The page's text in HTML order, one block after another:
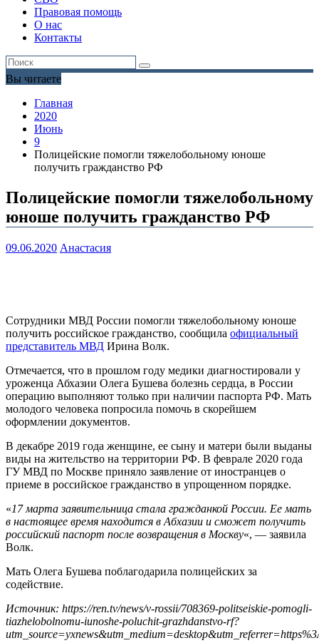
Правовая помощь
О нас
Контакты
Вы читаете
Главная
2020
Июнь
9
Полицейские помогли тяжелобольному юноше
получить гражданство РФ
Полицейские помогли тяжелобольному
юноше получить гражданство РФ
09.06.2020 Анастасия
Сотрудники МВД России помогли тяжелобольному юноше
получить российское гражданство, сообщила официальный
представитель МВД Ирина Волк.
Отмечается, что в прошлом году медики диагностировали у
уроженца Абхазии Олега Бушева болезнь сердца, в России
операцию выполняют только при наличии паспорта РФ. Мать
молодого человека попросила помочь в скорейшем
оформлении документов.
В декабре 2019 года женщине, ее сыну и матери были выданы
виды на жительство на территории РФ. В феврале 2020 года
ГУ МВД по Москве приняло заявление от иностранцев о
приеме в российское гражданство в упрощенном порядке.
«17 марта заявительница стала гражданкой России. Ее мать
в настоящее время находится в Абхазии и сможет получить
российский паспорт после возвращения в Москву«, — заявила
Волк.
Мать Олега Бушева поблагодарила полицейских за
содействие.
Источник: https://ren.tv/news/v-rossii/708369-politseiskie-pomogli-
tiazhelobolnomu-iunoshe-poluchit-grazhdanstvo-rf?